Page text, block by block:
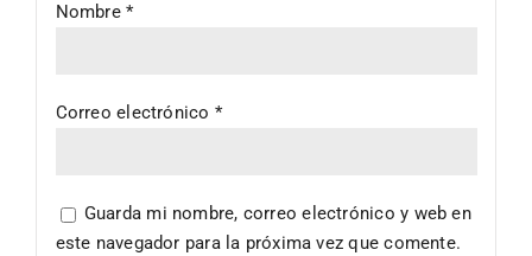
Nombre*
Correo electrónico *
Guarda mi nombre, correo electrónico y web en
este navegador para la próxima vez que comente.